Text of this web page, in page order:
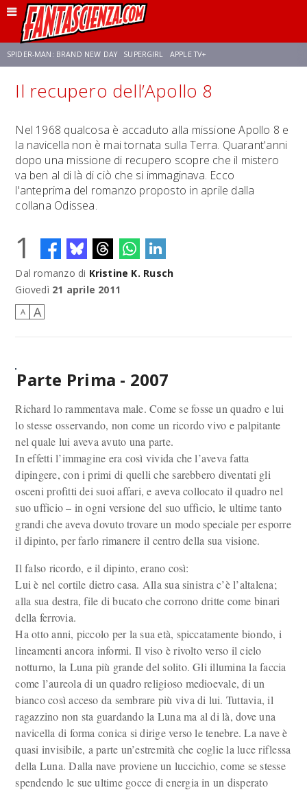
SPIDER-MAN: BRAND NEW DAY SUPERGIRL APPLE TV+
FRANCO RICCIARDIELLO ZENDAYA STAR TREK AVENGERS: DOOMSDAY
NETFLIX SADIE SINK STAR TREK: STRANGE NEW WORLDS
Il recupero dell’Apollo 8
Nel 1968 qualcosa è accaduto alla missione Apollo 8 e
la navicella non è mai tornata sulla Terra. Quarant'anni
dopo una missione di recupero scopre che il mistero
va ben al di là di ciò che si immaginava. Ecco
l'anteprima del romanzo proposto in aprile dalla
collana Odissea.
1
Dal romanzo di Kristine K. Rusch
Giovedì 21 aprile 2011
A A
Parte Prima - 2007
Richard lo rammentava male. Come se fosse un quadro e lui
lo stesse osservando, non come un ricordo vivo e palpitante
nel quale lui aveva avuto una parte.
In effetti l’immagine era così vivida che l’aveva fatta
dipingere, con i primi di quelli che sarebbero diventati gli
osceni profitti dei suoi affari, e aveva collocato il quadro nel
suo ufficio – in ogni versione del suo ufficio, le ultime tanto
grandi che aveva dovuto trovare un modo speciale per esporre
il dipinto, per farlo rimanere il centro della sua visione.
Il falso ricordo, e il dipinto, erano così:
Lui è nel cortile dietro casa. Alla sua sinistra c’è l’altalena;
alla sua destra, file di bucato che corrono dritte come binari
della ferrovia.
Ha otto anni, piccolo per la sua età, spiccatamente biondo, i
lineamenti ancora informi. Il viso è rivolto verso il cielo
notturno, la Luna più grande del solito. Gli illumina la faccia
come l’aureola di un quadro religioso medioevale, di un
bianco così acceso da sembrare più viva di lui. Tuttavia, il
ragazzino non sta guardando la Luna ma al di là, dove una
navicella di forma conica si dirige verso le tenebre. La nave è
quasi invisibile, a parte un’estremità che coglie la luce riflessa
della Luna. Dalla nave proviene un luccichio, come se stesse
spendendo le sue ultime gocce di energia in un disperato